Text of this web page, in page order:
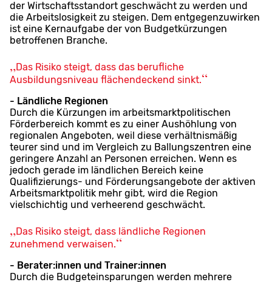
der Wirtschaftsstandort geschwächt zu werden und
die Arbeitslosigkeit zu steigen. Dem entgegenzuwirken
ist eine Kernaufgabe der von Budgetkürzungen
betroffenen Branche.
Das Risiko steigt, dass das berufliche
Ausbildungsniveau flächendeckend sinkt.
- Ländliche Regionen
Durch die Kürzungen im arbeitsmarktpolitischen
Förderbereich kommt es zu einer Aushöhlung von
regionalen Angeboten, weil diese verhältnismäßig
teurer sind und im Vergleich zu Ballungszentren eine
geringere Anzahl an Personen erreichen. Wenn es
jedoch gerade im ländlichen Bereich keine
Qualifizierungs- und Förderungsangebote der aktiven
Arbeitsmarktpolitik mehr gibt, wird die Region
vielschichtig und verheerend geschwächt.
Das Risiko steigt, dass ländliche Regionen
zunehmend verwaisen.
- Berater:innen und Trainer:innen
Durch die Budgeteinsparungen werden mehrere